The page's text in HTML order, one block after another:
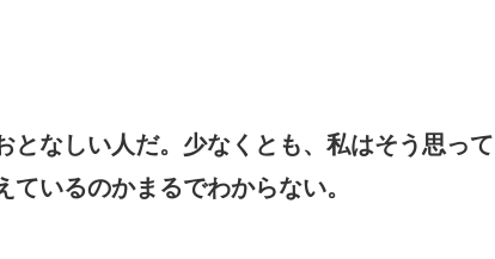
なしい人だ。少なくとも、私はそう思って
いるのかまるでわからない。